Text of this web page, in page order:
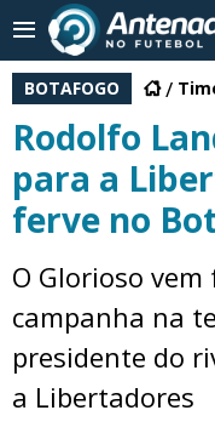
BOTAFOGO
Rodolfo
para a
ferve no
O Glorioso
campanha na
presidente do
a Libertadores